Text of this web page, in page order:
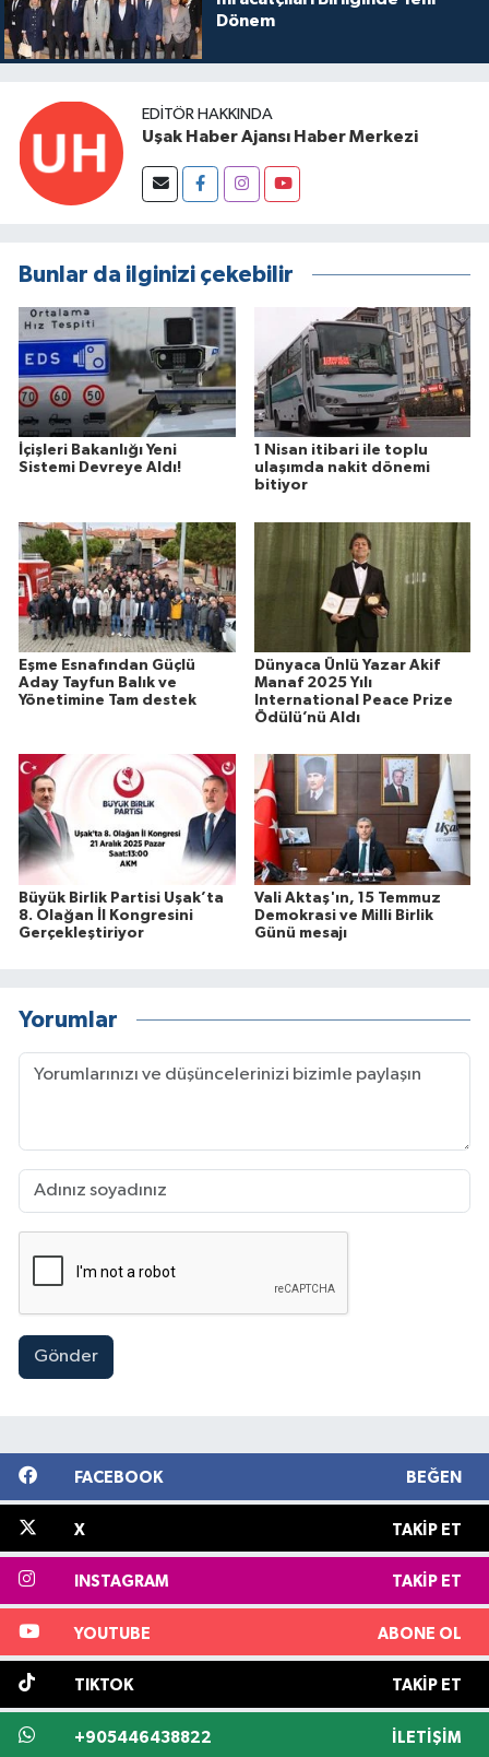
Dönem
EDITÖR HAKKINDA
Uşak Haber Ajansı Haber Merkezi
Bunlar da ilginizi çekebilir
İçişleri Bakanlığı Yeni
Sistemi Devreye Aldı!
1 Nisan itibari ile toplu
ulaşımda nakit dönemi
bitiyor
Eşme Esnafından Güçlü
Aday Tayfun Balık ve
Yönetimine Tam destek
Dünyaca Ünlü Yazar Akif
Manaf 2025 Yılı
International Peace Prize
Ödülü’nü Aldı
Büyük Birlik Partisi Uşak’ta
8. Olağan İl Kongresini
Gerçekleştiriyor
Vali Aktaş'ın, 15 Temmuz
Demokrasi ve Milli Birlik
Günü mesajı
Yorumlar
Gönder
FACEBOOK BEĞEN
X TAKIP ET
INSTAGRAM TAKIP ET
YOUTUBE ABONE OL
TIKTOK TAKIP ET
+905446438822 İLETIŞIM